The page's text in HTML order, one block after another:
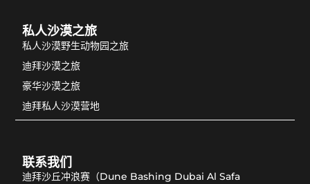
私人沙漠之旅
私人沙漠野生动物园之旅
迪拜沙漠之旅
豪华沙漠之旅
迪拜私人沙漠营地
联系我们
迪拜沙丘冲浪赛（Dune Bashing Dubai Al Safa